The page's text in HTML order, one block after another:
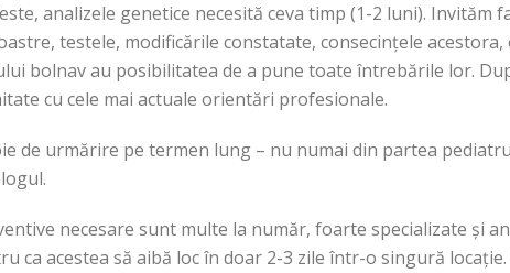
analizele genetice necesită ceva timp (1-2 luni).
testele, modificările constatate, consecințele
bolnav au posibilitatea de a pune toate întrebările lor.
cu cele mai actuale orientări profesionale.
de urmărire pe termen lung – nu numai din partea
necesare sunt multe la număr, foarte specializate și
ca acestea să aibă loc în doar 2-3 zile într-o singură locație.